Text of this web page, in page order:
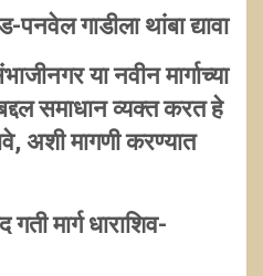
गाडीला थांबा द्यावा
या नवीन मार्गाच्या
समाधान व्यक्त करत हे
अशी मागणी करण्यात
मार्ग धाराशिव-